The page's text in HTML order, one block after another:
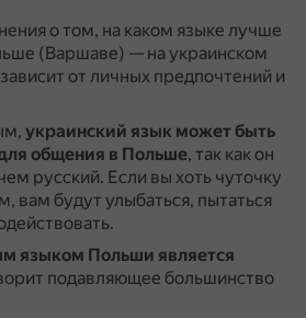
о том, на каком языке лучше
(Варшаве) — на украинском
от личных предпочтений и
украинский язык может быть
общения в Польше, так как он
русский. Если вы хоть чуточку
вам будут улыбаться, пытаться
языком Польши является
подавляющее большинство